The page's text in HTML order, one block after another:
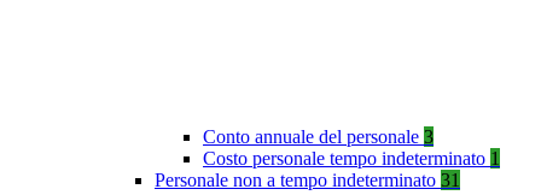
Conto annuale del personale 3
Costo personale tempo indeterminato 1
Personale non a tempo indeterminato 31